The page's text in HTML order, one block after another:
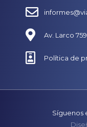
Av. Larco
Política de
Síguenos